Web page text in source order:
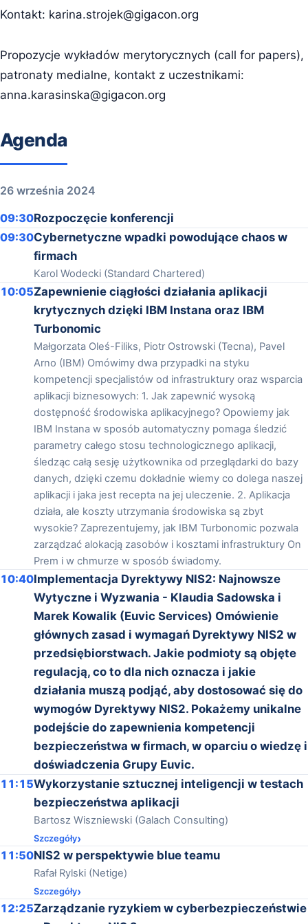
Kontakt: karina.strojek@gigacon.org
Propozycje wykładów merytorycznych (call for papers),
patronaty medialne, kontakt z uczestnikami:
anna.karasinska@gigacon.org
Agenda
26 września 2024
09:30Rozpoczęcie konferencji
09:30Cybernetyczne wpadki powodujące chaos w
firmach
Karol Wodecki (Standard Chartered)
10:05Zapewnienie ciągłości działania aplikacji
krytycznych dzięki IBM Instana oraz IBM
Turbonomic
Małgorzata Oleś-Filiks, Piotr Ostrowski (Tecna), Pavel
Arno (IBM) Omówimy dwa przypadki na styku
kompetencji specjalistów od infrastruktury oraz wsparcia
aplikacji biznesowych: 1. Jak zapewnić wysoką
dostępność środowiska aplikacyjnego? Opowiemy jak
IBM Instana w sposób automatyczny pomaga śledzić
parametry całego stosu technologicznego aplikacji,
śledząc całą sesję użytkownika od przeglądarki do bazy
danych, dzięki czemu dokładnie wiemy co dolega naszej
aplikacji i jaka jest recepta na jej uleczenie. 2. Aplikacja
działa, ale koszty utrzymania środowiska są zbyt
wysokie? Zaprezentujemy, jak IBM Turbonomic pozwala
zarządzać alokacją zasobów i kosztami infrastruktury On
Prem i w chmurze w sposób świadomy.
10:40Implementacja Dyrektywy NIS2: Najnowsze
Wytyczne i Wyzwania - Klaudia Sadowska i
Marek Kowalik (Euvic Services) Omówienie
głównych zasad i wymagań Dyrektywy NIS2 w
przedsiębiorstwach. Jakie podmioty są objęte
regulacją, co to dla nich oznacza i jakie
działania muszą podjąć, aby dostosować się do
wymogów Dyrektywy NIS2. Pokażemy unikalne
podejście do zapewnienia kompetencji
bezpieczeństwa w firmach, w oparciu o wiedzę i
doświadczenia Grupy Euvic.
11:15Wykorzystanie sztucznej inteligencji w testach
bezpieczeństwa aplikacji
Bartosz Wiszniewski (Galach Consulting)
Szczegóły
11:50NIS2 w perspektywie blue teamu
Rafał Rylski (Netige)
Szczegóły
12:25Zarządzanie ryzykiem w cyberbezpieczeństwie